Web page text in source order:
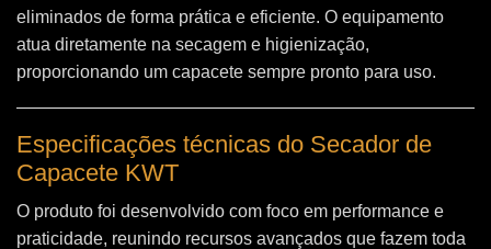
eliminados de forma prática e eficiente. O equipamento
atua diretamente na secagem e higienização,
proporcionando um capacete sempre pronto para uso.
Especificações técnicas do Secador de
Capacete KWT
O produto foi desenvolvido com foco em performance e
praticidade, reunindo recursos avançados que fazem toda